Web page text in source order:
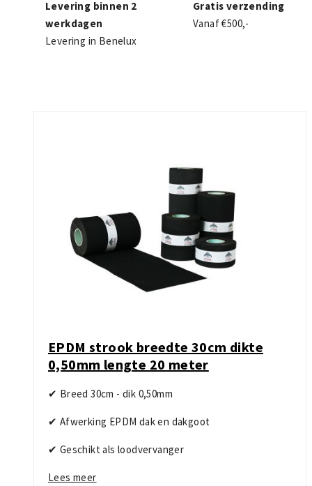
Levering binnen 2
werkdagen
Levering in Benelux
Gratis verzending
Vanaf €500,-
EPDM strook breedte 30cm dikte
0,50mm lengte 20 meter
✔ Breed 30cm - dik 0,50mm
✔ Afwerking EPDM dak en dakgoot
✔ Geschikt als loodvervanger
Lees meer